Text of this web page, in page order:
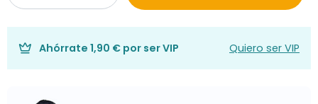
Ahórrate 1,90 € por ser VIP Quiero ser VIP